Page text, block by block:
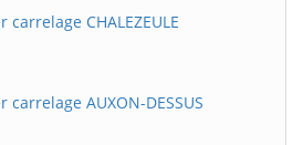
CHALEZEULE
AUXON-DESSUS